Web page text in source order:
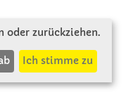
oder zurückziehen.
Ich stimme zu